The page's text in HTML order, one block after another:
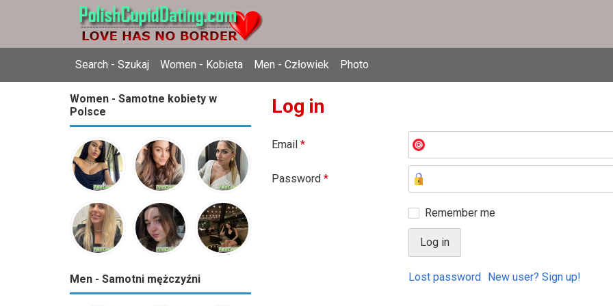
Search - Szukaj Women - Kobieta Men - Człowiek Photo
Women - Samotne kobiety w
Polsce
Men - Samotni mężczyźni
Log in
Email *
Password *
Remember me
Lost password New user? Sign up!